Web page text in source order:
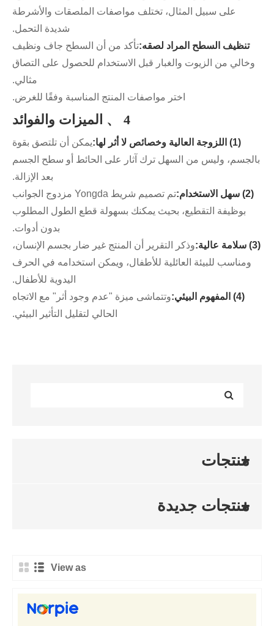
على سبيل المثال، تختلف مواصفات الملصقات والأشرطة
شديدة التحمل.
تنظيف السطح المراد لصقه:تأكد من أن السطح جاف ونظيف
وخالي من الزيوت والغبار قبل الاستخدام للحصول على التصاق
مثالي.
اختر مواصفات المنتج المناسبة وفقًا للغرض.
4 、 الميزات والفوائد
(1) اللزوجة العالية وخصائص لا أثر لها:
يمكن أن تلتصق بقوة
بالجسم، وليس من السهل ترك آثار على الحائط أو سطح الجسم
بعد الإزالة.
(2) سهل الاستخدام:
تم تصميم شريط Yongda مزدوج الجوانب
بوظيفة التقطيع، بحيث يمكنك بسهولة قطع الطول المطلوب
بدون أدوات.
(3) سلامة عالية:
وذكر التقرير أن المنتج غير ضار بجسم الإنسان،
ومناسب للبيئة العائلية للأطفال، ويمكن استخدامه في الحرف
اليدوية للأطفال.
(4) المفهوم البيئي:
وتتماشى ميزة "عدم وجود أثر" مع الاتجاه
الحالي لتقليل التأثير البيئي.
منتجات
منتجات جديدة
View as